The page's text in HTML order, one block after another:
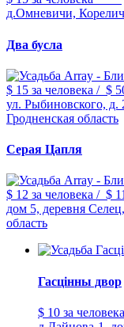
д.Омневичи,
Два бусла
$ 15 за человека / $
ул. Рыбиновского,
Гродненская область
Серая Цапля
$ 12 за человека / $
дом 5, деревня
область
Гасцiнны двор
$ 10 за человека